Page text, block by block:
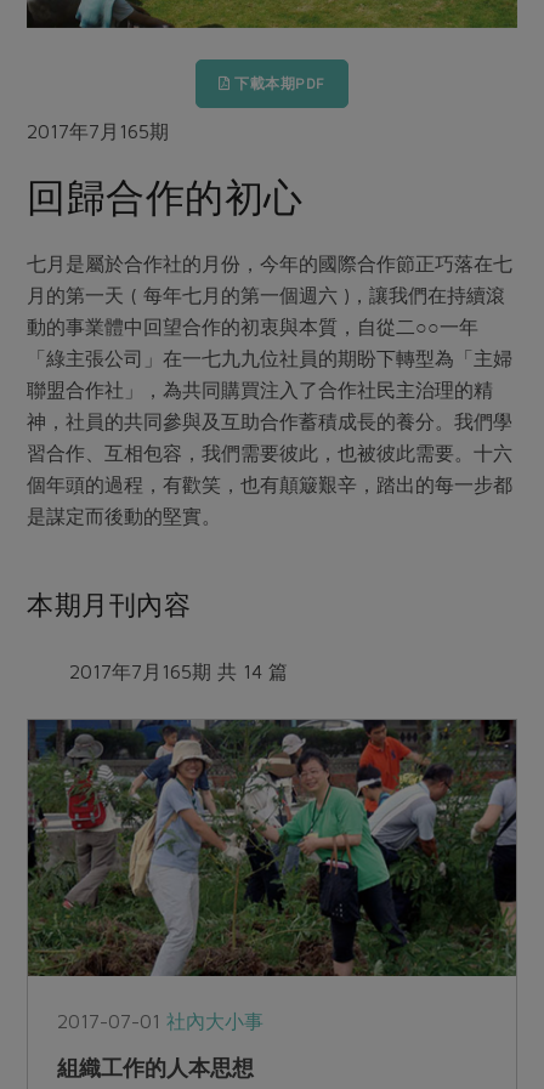
保健食品
美妝保養
日用品 圖書禮品
防災用品
最新產品
優惠專區
素食專區
樂齡友善
涼拌沙拉
異國料理
養身食補
節慶大餐
高麗菜海鮮煎餅
2024農業發展計畫年度報告
更多議題活動
傳到心坎裡，誠心又澎派
減添加物 減塑減廢
食農教育
綠主張月刊
典藏閱覽室
社務專區
最新消息
媒體報導
下載專區
地區活動
社務會議 地區活動
活動報下載
下載本期PDF
2017年7月165期
回歸合作的初心
七月是屬於合作社的月份，今年的國際合作節正巧落在七
月的第一天 ( 每年七月的第一個週六 )，讓我們在持續滾
動的事業體中回望合作的初衷與本質，自從二○○一年
「綠主張公司」在一七九九位社員的期盼下轉型為「主婦
聯盟合作社」，為共同購買注入了合作社民主治理的精
神，社員的共同參與及互助合作蓄積成長的養分。我們學
習合作、互相包容，我們需要彼此，也被彼此需要。十六
個年頭的過程，有歡笑，也有顛簸艱辛，踏出的每一步都
是謀定而後動的堅實。
本期月刊內容
2017年7月165期 共 14 篇
2017-07-01社內大小事
組織工作的人本思想